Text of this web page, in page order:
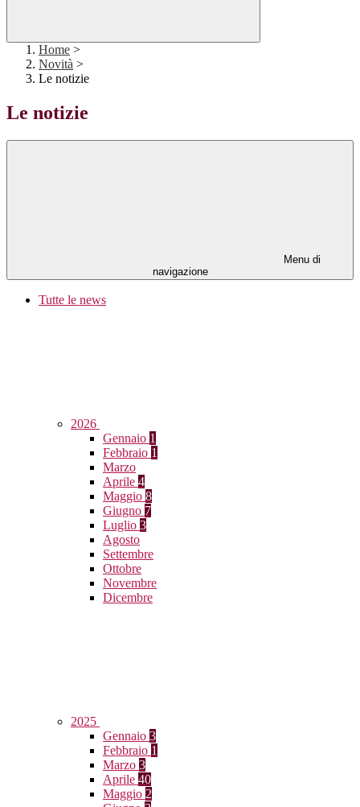
Home >
Novità >
Le notizie
Le notizie
Menu di
navigazione
Tutte le news
2026
Gennaio 1
Febbraio 1
Marzo
Aprile 4
Maggio 8
Giugno 7
Luglio 3
Agosto
Settembre
Ottobre
Novembre
Dicembre
2025
Gennaio 3
Febbraio 1
Marzo 3
Aprile 40
Maggio 2